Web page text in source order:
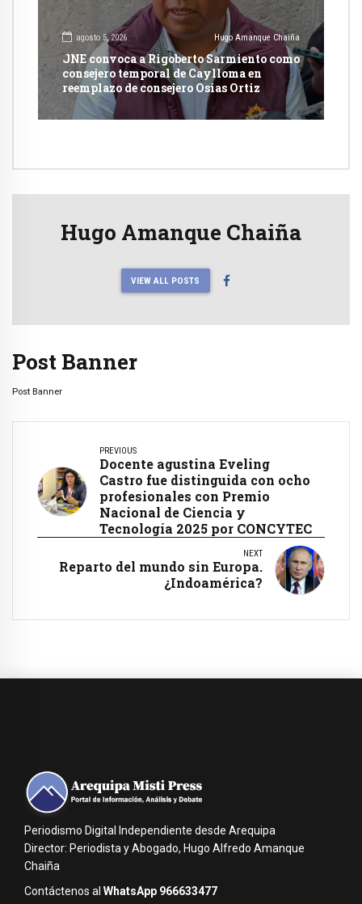
agosto 5, 2026 Hugo Amanque Chaiña
JNE convoca a Rigoberto Sarmiento como
consejero temporal de Caylloma en
reemplazo de consejero Osias Ortiz
Hugo Amanque Chaiña
VIEW ALL POSTS
Post Banner
Post Banner
PREVIOUS
Docente agustina Eveling
Castro fue distinguida con ocho
profesionales con Premio
Nacional de Ciencia y
Tecnología 2025 por CONCYTEC
NEXT
Reparto del mundo sin Europa.
¿Indoamérica?
Periodismo Digital Independiente desde Arequipa
Director: Periodista y Abogado, Hugo Alfredo Amanque
Chaiña
Contáctenos al WhatsApp 966633477